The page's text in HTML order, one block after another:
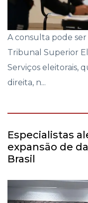
A consulta pode
Tribunal Superior
Serviços eleitorais,
direita, n...
Especialistas
expansão de
Brasil